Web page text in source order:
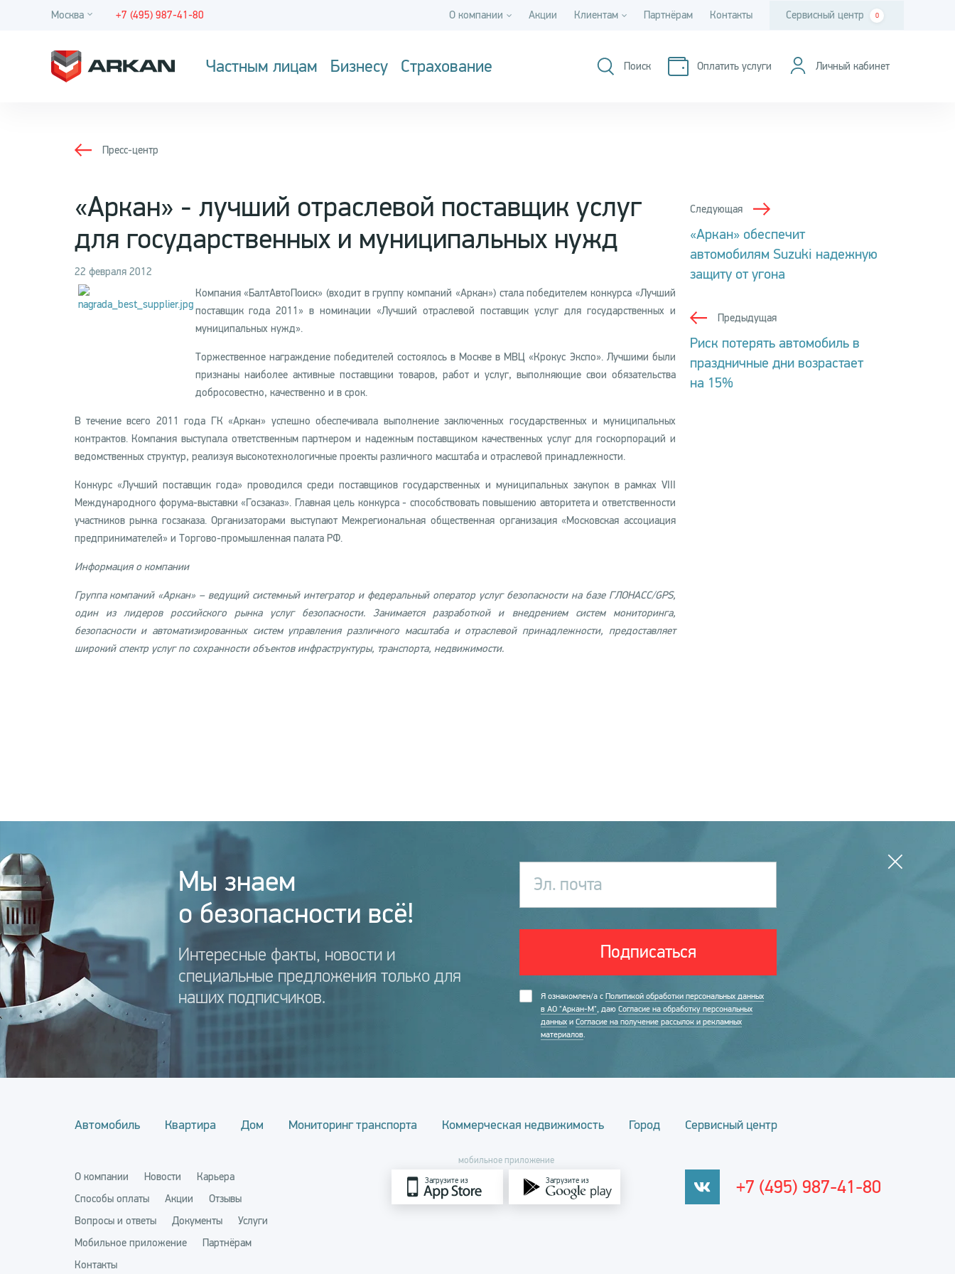
Москва +7 (495) 987-41-80 О компании Акции Клиентам Партнёрам Контакты Сервисный центр 0
Частным лицам Бизнесу Страхование Поиск Оплатить услуги Личный кабинет
Пресс-центр
«Аркан» - лучший отраслевой поставщик услуг
для государственных и муниципальных нужд
22 февраля 2012
Компания «БалтАвтоПоиск» (входит в группу компаний «Аркан») стала победителем конкурса «Лучший
поставщик года 2011» в номинации «Лучший отраслевой поставщик услуг для государственных и
муниципальных нужд».
Торжественное награждение победителей состоялось в Москве в МВЦ «Крокус Экспо». Лучшими были
признаны наиболее активные поставщики товаров, работ и услуг, выполняющие свои обязательства
добросовестно, качественно и в срок.
В течение всего 2011 года ГК «Аркан» успешно обеспечивала выполнение заключенных государственных и муниципальных
контрактов. Компания выступала ответственным партнером и надежным поставщиком качественных услуг для госкорпораций и
ведомственных структур, реализуя высокотехнологичные проекты различного масштаба и отраслевой принадлежности.
Конкурс «Лучший поставщик года» проводился среди поставщиков государственных и муниципальных закупок в рамках VIII
Международного форума-выставки «Госзаказ». Главная цель конкурса - способствовать повышению авторитета и ответственности
участников рынка госзаказа. Организаторами выступают Межрегиональная общественная организация «Московская ассоциация
предпринимателей» и Торгово-промышленная палата РФ.
Информация о компании
Группа компаний «Аркан» – ведущий системный интегратор и федеральный оператор услуг безопасности на базе ГЛОНАСС/GPS,
один из лидеров российского рынка услуг безопасности. Занимается разработкой и внедрением систем мониторинга,
безопасности и автоматизированных систем управления различного масштаба и отраслевой принадлежности, предоставляет
широкий спектр услуг по сохранности объектов инфраструктуры, транспорта, недвижимости.
Следующая
«Аркан» обеспечит
автомобилям Suzuki надежную
защиту от угона
Предыдущая
Риск потерять автомобиль в
праздничные дни возрастает
на 15%
Мы знаем
о безопасности всё!
Интересные факты, новости и
специальные предложения только для
наших подписчиков.
Эл. почта
Подписаться
Я ознакомлен/а с Политикой обработки персональных данных
в АО "Аркан-М", даю Согласие на обработку персональных
данных и Согласие на получение рассылок и рекламных
материалов.
Автомобиль Квартира Дом Мониторинг транспорта Коммерческая недвижимость Город Сервисный центр
О компании Новости
Карьера
Способы оплаты
Акции
Отзывы
Вопросы и ответы
Документы
Услуги
Мобильное приложение
Партнёрам
Контакты
мобильное приложение
Загрузите из Загрузите из +7 (495) 987-41-80